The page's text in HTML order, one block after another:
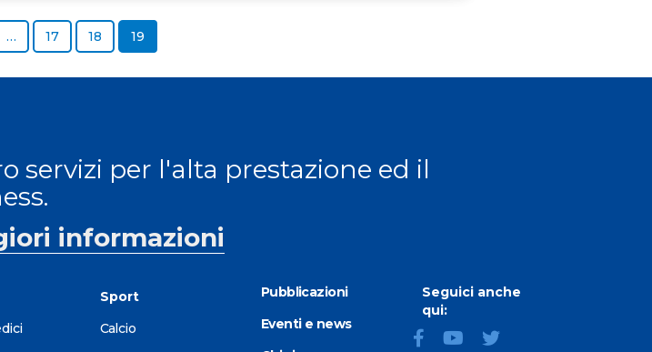
… Page
17 Page
18 Page
19
servizi per l'alta prestazione ed il
informazioni
Sport
Calcio
Pubblicazioni
Eventi e news
Seguici anche
qui: